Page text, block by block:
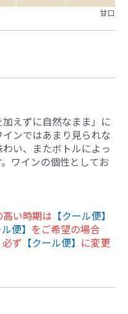
甘口
えずに自然なまま」に
ンではあまり見られな
い、またボトルによっ
ワインの個性としてお
い時期は 【クール便】
便】 をご希望の場合
ず 【クール便】 に変更